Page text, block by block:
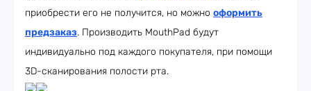
приобрести его не получится, но можно оформить
предзаказ. Производить MouthPad будут
индивидуально под каждого покупателя, при помощи
3D-сканирования полости рта.